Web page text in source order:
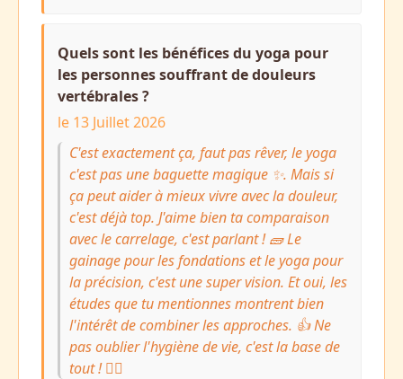
Quels sont les bénéfices du yoga pour
les personnes souffrant de douleurs
vertébrales ?
le 13 Juillet 2026
C'est exactement ça, faut pas rêver, le yoga
c'est pas une baguette magique ✨. Mais si
ça peut aider à mieux vivre avec la douleur,
c'est déjà top. J'aime bien ta comparaison
avec le carrelage, c'est parlant ! 🧱 Le
gainage pour les fondations et le yoga pour
la précision, c'est une super vision. Et oui, les
études que tu mentionnes montrent bien
l'intérêt de combiner les approches. 👍 Ne
pas oublier l'hygiène de vie, c'est la base de
tout ! 🧘‍♀️